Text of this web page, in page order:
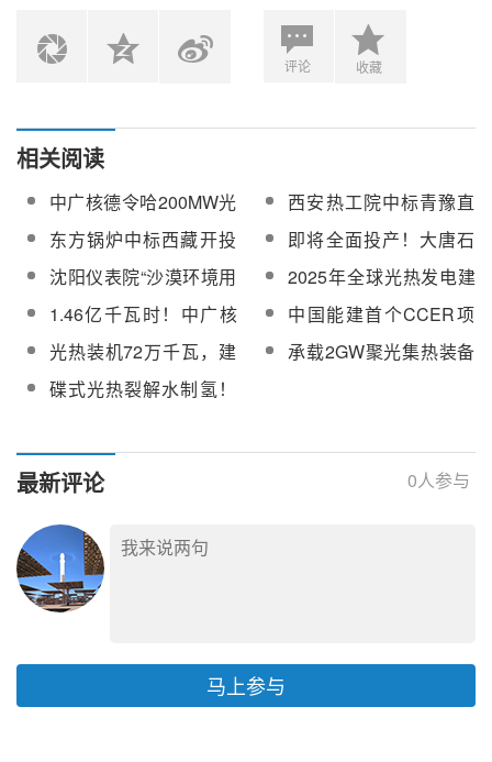
评论 收藏
相关阅读
中广核德令哈200MW光
热项目光热机组涉网试
验技术服务采购
西安热工院中标青豫直
流二期10万千瓦光热项
目性能试验
东方锅炉中标西藏开投
安多县土硕100MW光热
项目聚光集热系统设备
分系统调试
即将全面投产！大唐石
城子100MW光热项目进
入连续发电攻坚阶段
沈阳仪表院“沙漠环境用
光热定日镜清洗机器人”
项目入选辽宁省首台(套)
重大技术装备推广应用
目录
2025年全球光热发电建
成总装机增至8707MW
1.46亿千瓦时！中广核
德令哈50兆瓦光热电站
年度上网电量再创新高
中国能建首个CCER项
目减排量成功登记 | 哈
密熔盐塔式50兆瓦光热
光热装机72万千瓦，建
设国内最大的光热核心
装备供应基地！酒泉市
承载2GW聚光集热装备
碟式光热裂解水制氢！
最新评论 0人参与
马上参与